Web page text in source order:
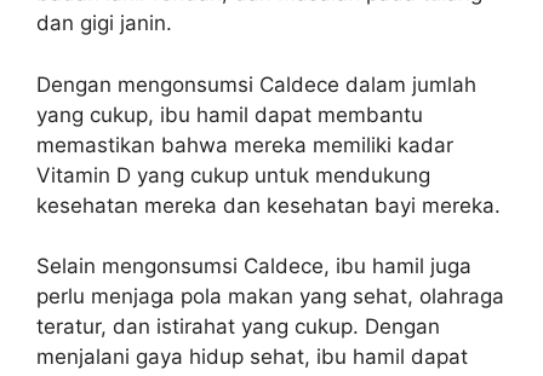
dan gigi janin.
Dengan mengonsumsi Caldece dalam jumlah
yang cukup, ibu hamil dapat membantu
memastikan bahwa mereka memiliki kadar
Vitamin D yang cukup untuk mendukung
kesehatan mereka dan kesehatan bayi mereka.
Selain mengonsumsi Caldece, ibu hamil juga
perlu menjaga pola makan yang sehat, olahraga
teratur, dan istirahat yang cukup. Dengan
menjalani gaya hidup sehat, ibu hamil dapat